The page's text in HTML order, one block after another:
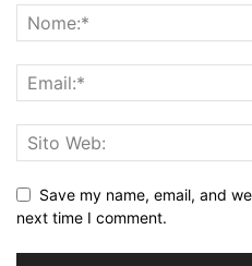
Save my name, email, and
next time I comment.